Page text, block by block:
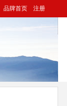
品牌首页 注册